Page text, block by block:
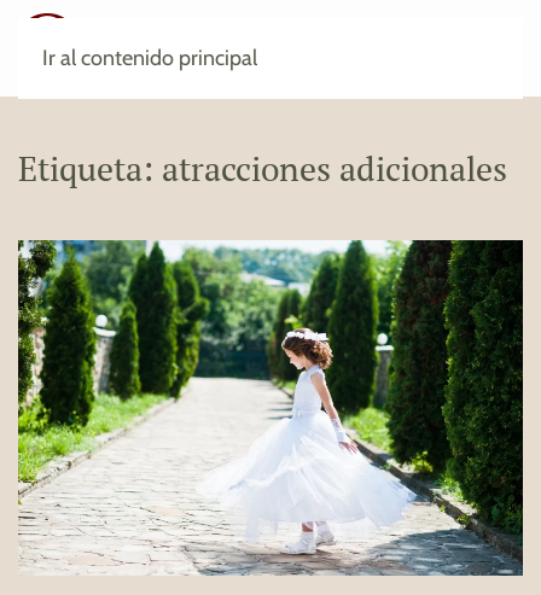
Ir al contenido principal
Etiqueta: atracciones adicionales